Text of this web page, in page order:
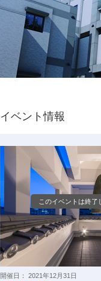
イベント情報
開催日： 2021年12月31日
このイベントは終了